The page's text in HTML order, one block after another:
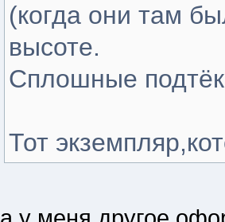
(когда они там
высоте.
Сплошные
Тот